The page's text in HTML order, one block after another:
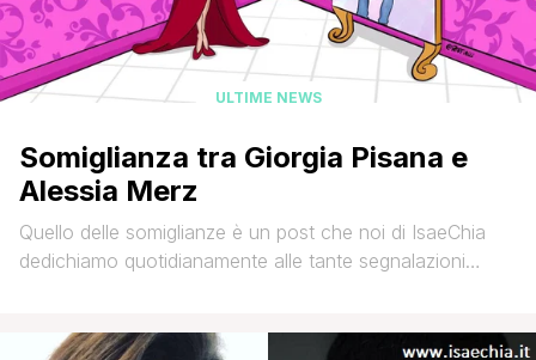
ULTIME NEWS
Somiglianza tra Giorgia Pisana e
Alessia Merz
Quello delle somiglianze è un post che noi di IsaeChia
dedichiamo quotidianamente alle tante segnalazioni
nostre pagine Facebook, Twitter o Instagram) che